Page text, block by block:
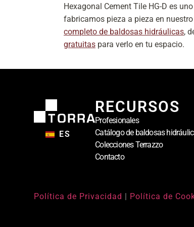
Hexagonal Cement Tile HG-D es
fabricamos pieza a pieza en
completo de baldosas hidráulicas,
gratuitas para verlo en tu espacio.
ES
RECURSOS
Profesionales
Catálogo de baldosas
Colecciones Terrazzo
Contacto
Política de Privacidad
Política de